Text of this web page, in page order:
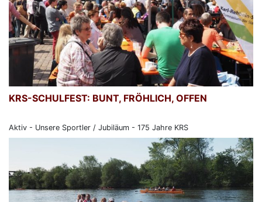
KRS-SCHULFEST: BUNT, FRÖHLICH, OFFEN
Aktiv - Unsere Sportler / Jubiläum - 175 Jahre KRS